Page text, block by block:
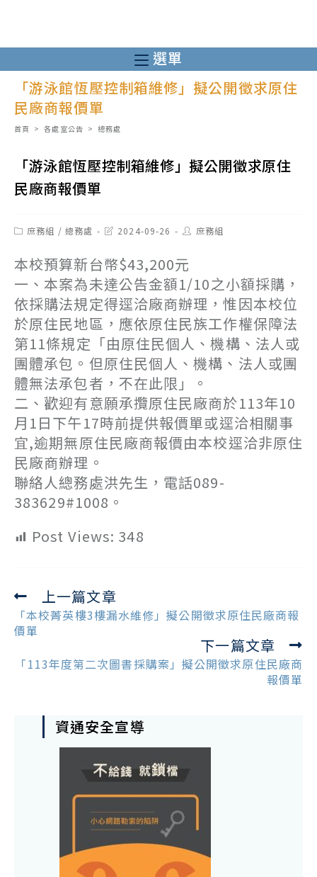
至
主
選單
「游泳館恆壓控制箱維修」擬公開徵求原住
民廠商報價單
首頁 > 各處室公告 > 總務處
「游泳館恆壓控制箱維修」擬公開徵求原住
民廠商報價單
Post庶務組 / 總務處
Post2024-09-26
Post庶務組
本校預算新台幣$43,200元
一、本案為未達公告金額1/10之小額採購，
依採購法規定得逕洽廠商辦理，惟因本校位
於原住民地區，應依原住民族工作權保障法
第11條規定「由原住民個人、機構、法人或
團體承包。但原住民個人、機構、法人或團
體無法承包者，不在此限」。
二、歡迎有意願承攬原住民廠商於113年10
月1日下午17時前提供報價單或逕洽相關事
宜,逾期無原住民廠商報價由本校逕洽非原住
民廠商辦理。
聯絡人總務處洪先生，電話089-
383629#1008。
Post Views: 348
Read
more
articles
上一篇文章
「本校菁英樓3樓漏水維修」擬公開徵求原住民廠商報
價單
下一篇文章
「113年度第二次圖書採購案」擬公開徵求原住民廠商
報價單
資通安全宣導